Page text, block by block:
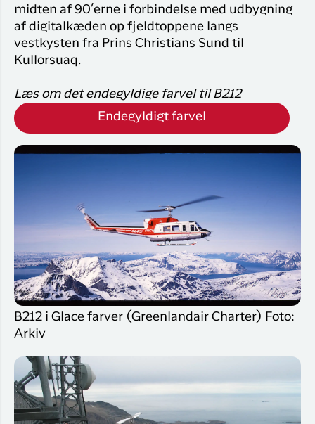
midten af 90’erne i forbindelse med udbygning
af digitalkæden op fjeldtoppene langs
vestkysten fra Prins Christians Sund til
Kullorsuaq.
Læs om det endegyldige farvel til B212
Endegyldigt farvel
B212 i Glace farver (Greenlandair Charter) Foto:
Arkiv